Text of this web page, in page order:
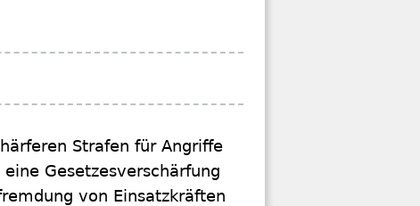
Strafen für Angriffe
Gesetzesverschärfung
von Einsatzkräften